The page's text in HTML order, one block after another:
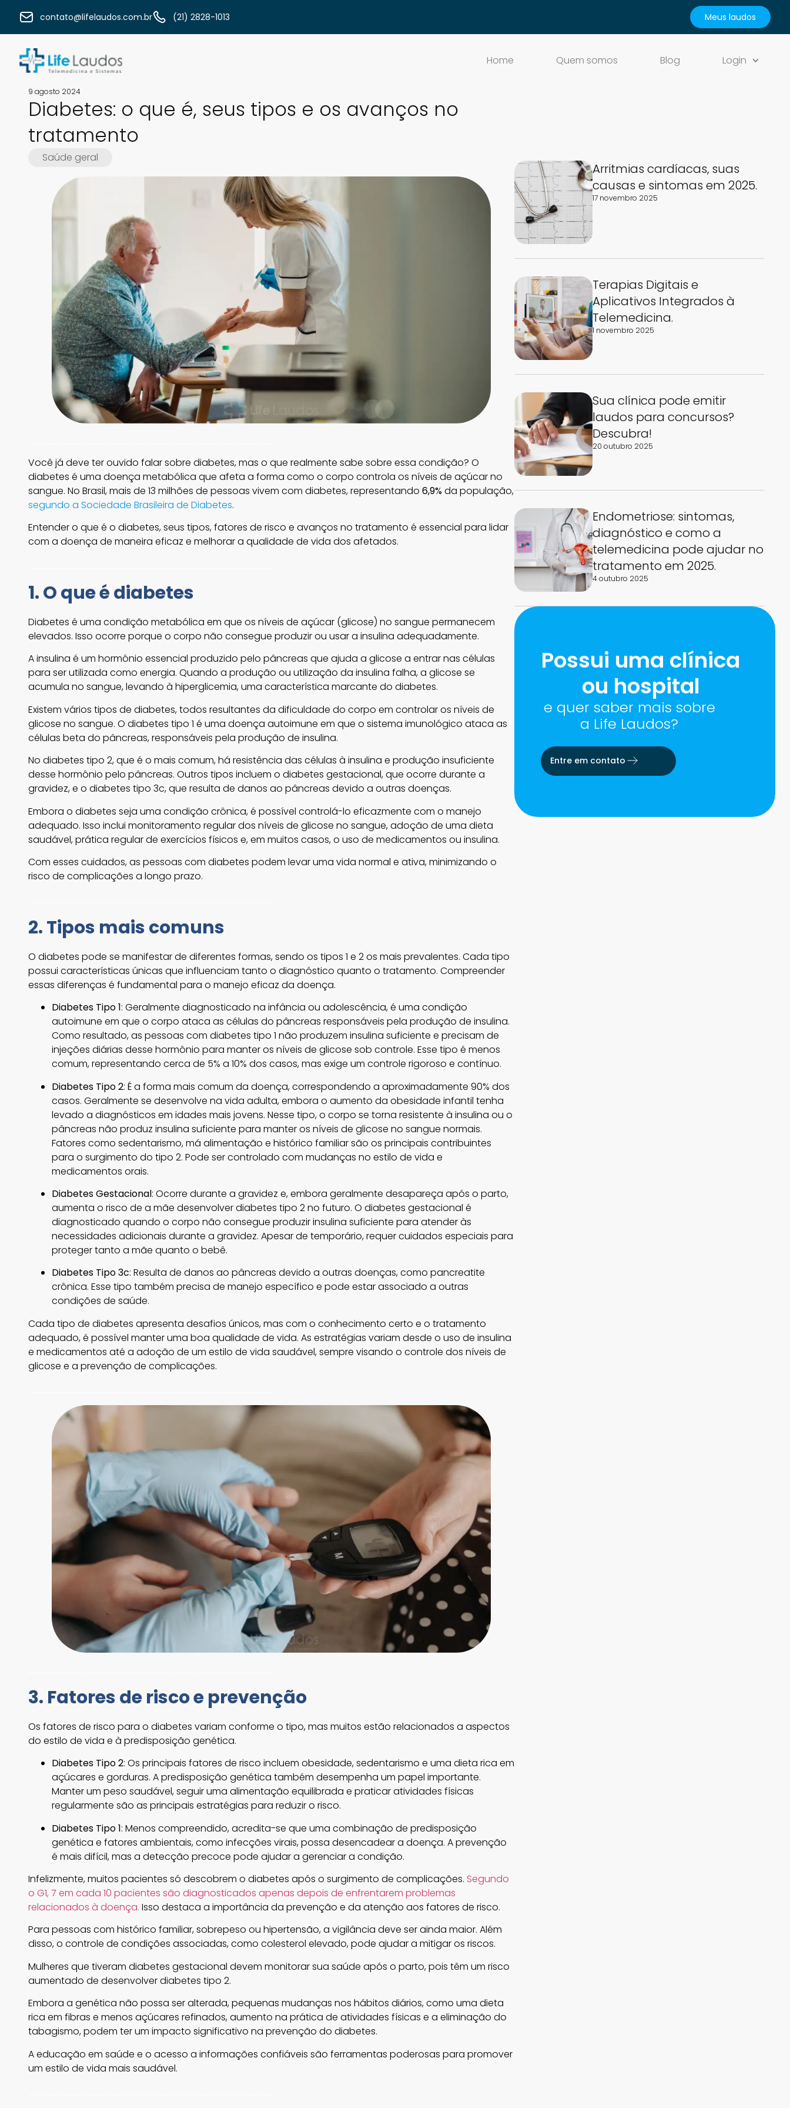
contato@lifelaudos.com.br (21) 2828-1013 Meus laudos
Home Quem somos Blog Login
9 agosto 2024
Diabetes: o que é, seus tipos e os avanços no
tratamento
Saúde geral
Você já deve ter ouvido falar sobre diabetes, mas o que realmente sabe sobre essa condição? O
diabetes é uma doença metabólica que afeta a forma como o corpo controla os níveis de açúcar no
sangue. No Brasil, mais de 13 milhões de pessoas vivem com diabetes, representando 6,9%da população,
segundo a Sociedade Brasileira de Diabetes.
Entender o que é o diabetes, seus tipos, fatores de risco e avanços no tratamento é essencial para lidar
com a doença de maneira eficaz e melhorar a qualidade de vida dos afetados.
1. O que é diabetes
Diabetes é uma condição metabólica em que os níveis de açúcar (glicose) no sangue permanecem
elevados. Isso ocorre porque o corpo não consegue produzir ou usar a insulina adequadamente.
A insulina é um hormônio essencial produzido pelo pâncreas que ajuda a glicose a entrar nas células
para ser utilizada como energia. Quando a produção ou utilização da insulina falha, a glicose se
acumula no sangue, levando à hiperglicemia, uma característica marcante do diabetes.
Existem vários tipos de diabetes, todos resultantes da dificuldade do corpo em controlar os níveis de
glicose no sangue. O diabetes tipo 1 é uma doença autoimune em que o sistema imunológico ataca as
células beta do pâncreas, responsáveis pela produção de insulina.
No diabetes tipo 2, que é o mais comum, há resistência das células à insulina e produção insuficiente
desse hormônio pelo pâncreas. Outros tipos incluem o diabetes gestacional, que ocorre durante a
gravidez, e o diabetes tipo 3c, que resulta de danos ao pâncreas devido a outras doenças.
Embora o diabetes seja uma condição crônica, é possível controlá-lo eficazmente com o manejo
adequado. Isso inclui monitoramento regular dos níveis de glicose no sangue, adoção de uma dieta
saudável, prática regular de exercícios físicos e, em muitos casos, o uso de medicamentos ou insulina.
Com esses cuidados, as pessoas com diabetes podem levar uma vida normal e ativa, minimizando o
risco de complicações a longo prazo.
2. Tipos mais comuns
O diabetes pode se manifestar de diferentes formas, sendo os tipos 1 e 2 os mais prevalentes. Cada tipo
possui características únicas que influenciam tanto o diagnóstico quanto o tratamento. Compreender
essas diferenças é fundamental para o manejo eficaz da doença.
Diabetes Tipo 1: Geralmente diagnosticado na infância ou adolescência, é uma condição
autoimune em que o corpo ataca as células do pâncreas responsáveis pela produção de insulina.
Como resultado, as pessoas com diabetes tipo 1 não produzem insulina suficiente e precisam de
injeções diárias desse hormônio para manter os níveis de glicose sob controle. Esse tipo é menos
comum, representando cerca de 5% a 10% dos casos, mas exige um controle rigoroso e contínuo.
Diabetes Tipo 2: É a forma mais comum da doença, correspondendo a aproximadamente 90% dos
casos. Geralmente se desenvolve na vida adulta, embora o aumento da obesidade infantil tenha
levado a diagnósticos em idades mais jovens. Nesse tipo, o corpo se torna resistente à insulina ou o
pâncreas não produz insulina suficiente para manter os níveis de glicose no sangue normais.
Fatores como sedentarismo, má alimentação e histórico familiar são os principais contribuintes
para o surgimento do tipo 2. Pode ser controlado com mudanças no estilo de vida e
medicamentos orais.
Diabetes Gestacional: Ocorre durante a gravidez e, embora geralmente desapareça após o parto,
aumenta o risco de a mãe desenvolver diabetes tipo 2 no futuro. O diabetes gestacional é
diagnosticado quando o corpo não consegue produzir insulina suficiente para atender às
necessidades adicionais durante a gravidez. Apesar de temporário, requer cuidados especiais para
proteger tanto a mãe quanto o bebê.
Diabetes Tipo 3c: Resulta de danos ao pâncreas devido a outras doenças, como pancreatite
crônica. Esse tipo também precisa de manejo específico e pode estar associado a outras
condições de saúde.
Cada tipo de diabetes apresenta desafios únicos, mas com o conhecimento certo e o tratamento
adequado, é possível manter uma boa qualidade de vida. As estratégias variam desde o uso de insulina
e medicamentos até a adoção de um estilo de vida saudável, sempre visando o controle dos níveis de
glicose e a prevenção de complicações.
3. Fatores de risco e prevenção
Os fatores de risco para o diabetes variam conforme o tipo, mas muitos estão relacionados a aspectos
do estilo de vida e à predisposição genética.
Diabetes Tipo 2: Os principais fatores de risco incluem obesidade, sedentarismo e uma dieta rica em
açúcares e gorduras. A predisposição genética também desempenha um papel importante.
Manter um peso saudável, seguir uma alimentação equilibrada e praticar atividades físicas
regularmente são as principais estratégias para reduzir o risco.
Diabetes Tipo 1: Menos compreendido, acredita-se que uma combinação de predisposição
genética e fatores ambientais, como infecções virais, possa desencadear a doença. A prevenção
é mais difícil, mas a detecção precoce pode ajudar a gerenciar a condição.
Infelizmente, muitos pacientes só descobrem o diabetes após o surgimento de complicações. Segundo
o G1, 7 em cada 10 pacientes são diagnosticados apenas depois de enfrentarem problemas
relacionados à doença. Isso destaca a importância da prevenção e da atenção aos fatores de risco.
Para pessoas com histórico familiar, sobrepeso ou hipertensão, a vigilância deve ser ainda maior. Além
disso, o controle de condições associadas, como colesterol elevado, pode ajudar a mitigar os riscos.
Mulheres que tiveram diabetes gestacional devem monitorar sua saúde após o parto, pois têm um risco
aumentado de desenvolver diabetes tipo 2.
Embora a genética não possa ser alterada, pequenas mudanças nos hábitos diários, como uma dieta
rica em fibras e menos açúcares refinados, aumento na prática de atividades físicas e a eliminação do
tabagismo, podem ter um impacto significativo na prevenção do diabetes.
A educação em saúde e o acesso a informações confiáveis são ferramentas poderosas para promover
um estilo de vida mais saudável.
Arritmias cardíacas, suas
causas e sintomas em 2025.
17 novembro 2025
Terapias Digitais e
Aplicativos Integrados à
Telemedicina.
1 novembro 2025
Sua clínica pode emitir
laudos para concursos?
Descubra!
20 outubro 2025
Endometriose: sintomas,
diagnóstico e como a
telemedicina pode ajudar no
tratamento em 2025.
4 outubro 2025
Possui uma clínica
ou hospital
e quer saber mais sobre
a Life Laudos?
Entre em contato